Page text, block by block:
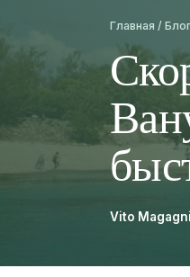
Главная / Блог
Vito